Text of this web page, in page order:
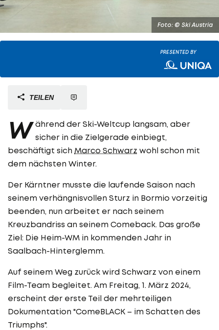
Foto: © Ski Austria
PRESENTED BY
TEILEN
W ährend der Ski-Weltcup langsam, aber
sicher in die Zielgerade einbiegt,
beschäftigt sich Marco Schwarz wohl schon mit
dem nächsten Winter.
Der Kärntner musste die laufende Saison nach
seinem verhängnisvollen Sturz in Bormio vorzeitig
beenden, nun arbeitet er nach seinem
Kreuzbandriss an seinem Comeback. Das große
Ziel: Die Heim-WM in kommenden Jahr in
Saalbach-Hinterglemm.
Auf seinem Weg zurück wird Schwarz von einem
Film-Team begleitet. Am Freitag, 1. März 2024,
erscheint der erste Teil der mehrteiligen
Dokumentation "ComeBLACK – im Schatten des
Triumphs".